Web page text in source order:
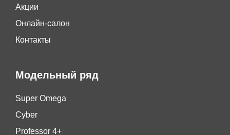
Акции
Онлайн-салон
Контакты
Модельный ряд
Super Omega
Cyber
Professor 4+